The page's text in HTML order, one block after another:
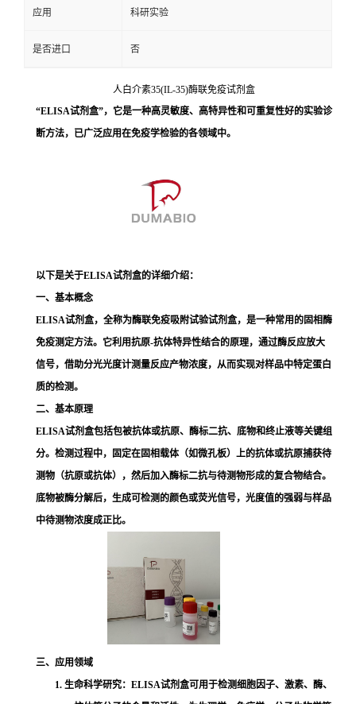
应用 科研实验
是否进口 否
人白介素35(IL-35)酶联免疫试剂盒
“ELISA试剂盒”，它是一种高灵敏度、高特异性和可重复性好的实验诊
断方法，已广泛应用在免疫学检验的各领域中。
以下是关于ELISA试剂盒的详细介绍：
一、基本概念
ELISA试剂盒，全称为酶联免疫吸附试验试剂盒，是一种常用的固相酶
免疫测定方法。它利用抗原-抗体特异性结合的原理，通过酶反应放大
信号，借助分光光度计测量反应产物浓度，从而实现对样品中特定蛋白
质的检测。
二、基本原理
ELISA试剂盒包括包被抗体或抗原、酶标二抗、底物和终止液等关键组
分。检测过程中，固定在固相载体（如微孔板）上的抗体或抗原捕获待
测物（抗原或抗体），然后加入酶标二抗与待测物形成的复合物结合。
底物被酶分解后，生成可检测的颜色或荧光信号，光度值的强弱与样品
中待测物浓度成正比。
三、应用领域
1. 生命科学研究：ELISA试剂盒可用于检测细胞因子、激素、酶、